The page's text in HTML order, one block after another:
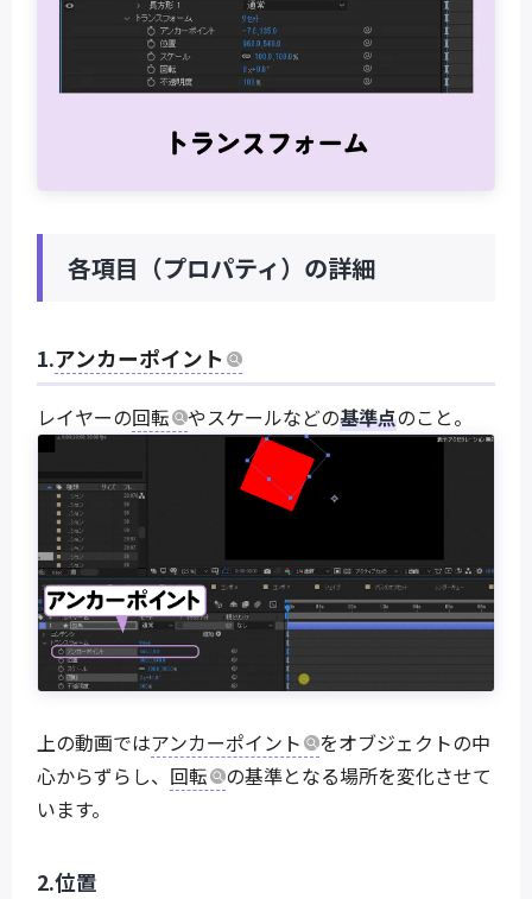
各項目（プロパティ）の詳細
1.アンカーポイント
レイヤーの回転 やスケールなどの基準点のこと。
上の動画ではアンカーポイント
をオブジェクトの中
心からずらし、 回転
の基準となる場所を変化させて
います。
2.位置